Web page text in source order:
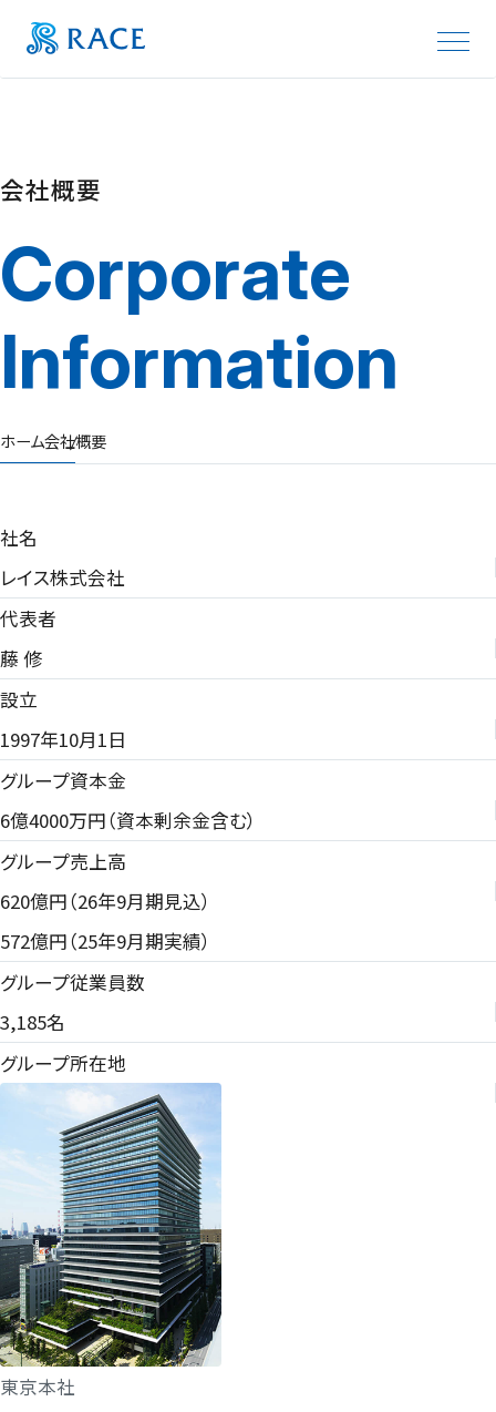
事業紹介
会社概要
代表メッセージ
経営理念
お問い合わせ
会社概要
Corporate
Information
ホーム会社概要
社名
レイス株式会社
代表者
藤 修
設立
1997年10月1日
グループ資本金
6億4000万円（資本剰余金含む）
グループ売上高
620億円（26年9月期見込）
572億円（25年9月期実績）
グループ従業員数
3,185名
グループ所在地
東京本社
現在、当社の社名や従業員名を騙り、SNS等を通じて
副業の紹介などを持ちかける不審なメッセージが確
認されております。
導したり、「保証金」や「登録料」をご請求したりするこ
供を要求することを目的としている可能性がございま
万が一、このような連絡を受け取っても、個人情報（氏
要求に応じたりしないようお願いいたします。
少しでも不審に思われた場合は、速やかにお住まいの
地域の警察署などにご相談ください。
【本件に関するお問い合わせ窓口】
contact@race.co.jp